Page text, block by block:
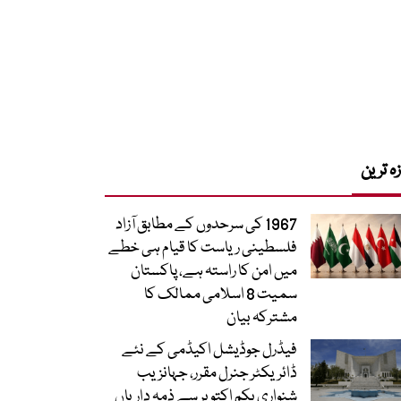
ترین
1967 کی سرحدوں کے مطابق آزاد
فلسطینی ریاست کا قیام ہی خطے
میں امن کا راستہ ہے، پاکستان
سمیت 8 اسلامی ممالک کا
مشترکہ بیان
فیڈرل جوڈیشل اکیڈمی کے نئے
ڈائریکٹر جنرل مقرر، جہانزیب